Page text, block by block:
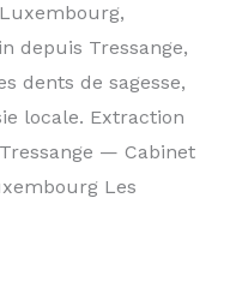
depuis Tressange,
dents de sagesse,
locale. Extraction
— Cabinet
Les